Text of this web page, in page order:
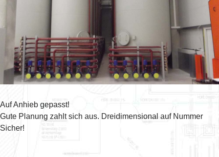
Auf Anhieb gepasst!
Gute Planung zahlt sich aus. Dreidimensional auf Nummer
Sicher!